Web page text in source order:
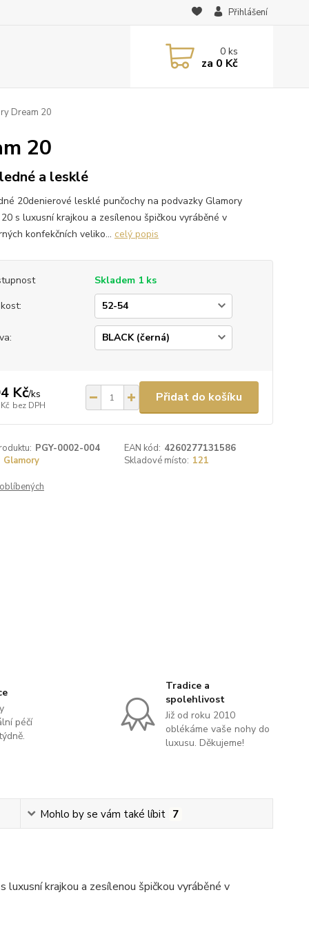
Přihlášení
0ks
za 0 Kč
Dream 20
20
a lesklé
20denierové lesklé punčochy na podvazky Glamory
s luxusní krajkou a zesílenou špičkou vyráběné v
konfekčních veliko... celý popis
Skladem 1 ks
Kč/ks
bez DPH
Přidat do košíku
PGY-0002-004 EAN kód: 4260277131586
Glamory
Skladové místo: 121
péčí
Tradice a
spolehlivost
Již od roku 2010
oblékáme vaše nohy do
luxusu. Děkujeme!
Mohlo by se vám také líbit 7
krajkou a zesílenou špičkou vyráběné v